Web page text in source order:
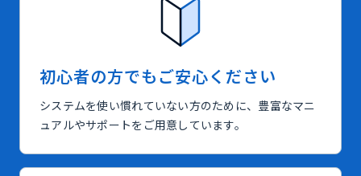
初心者の方でもご安心ください
システムを使い慣れていない方のために、豊富なマニ
ュアルやサポートをご用意しています。